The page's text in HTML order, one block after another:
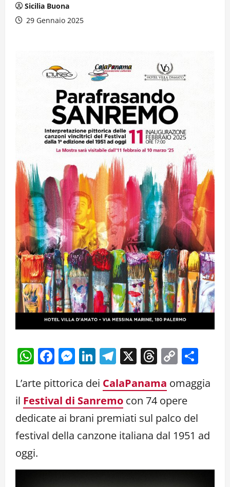
Sicilia Buona
29 Gennaio 2025
WhatsApp
Facebook
Messenger
LinkedIn
Telegram
X Threads
Copy
L’arte pittorica dei CalaPanama omaggia
il Festival di Sanremo con 74 opere
dedicate ai brani premiati sul palco del
festival della canzone italiana dal 1951 ad
oggi.